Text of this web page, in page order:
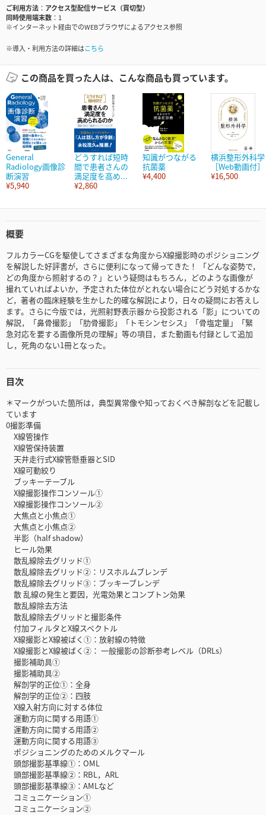
ご利用方法
アクセス型配信サービス（買切型）
同時使用端末数
1
※インターネット経由でのWEBブラウザによるアクセス参照
※導入・利用方法の詳細はこちら
この商品を買った人は、こんな商品も買っています。
General
Radiology画像診
断演習
¥5,940
どうすれば短時
間で患者さんの
満足度を高め...
¥2,860
知識がつながる
抗菌薬
¥4,400
横浜整形外科学
［Web動画付］
¥16,500
概要
フルカラーCGを駆使してさまざまな角度からX線撮影時のポジショニング
を解説した好評書が，さらに便利になって帰ってきた！ 「どんな姿勢で，
どの角度から照射するの？」という疑問はもちろん，どのような画像が
撮れていればよいか，予定された体位がとれない場合にどう対処するかな
ど，著者の臨床経験を生かした的確な解説により，日々の疑問にお答えし
ます。さらに今版では，光照射野表示器から投影される「影」についての
解説，「鼻骨撮影」「肋骨撮影」「トモシンセシス」「骨塩定量」「緊
急対応を要する画像所見の理解」等の項目，また動画も付録として追加
し，死角のない1冊となった。
目次
＊マークがついた箇所は，典型異常像や知っておくべき解剖などを記載し
ています
0撮影準備
X線管操作
X線管保持装置
天井走行式X線管懸垂器とSID
X線可動絞り
ブッキーテーブル
X線撮影操作コンソール①
X線撮影操作コンソール②
大焦点と小焦点①
大焦点と小焦点②
半影（half shadow）
ヒール効果
散乱線除去グリッド①
散乱線除去グリッド②：リスホルムブレンデ
散乱線除去グリッド③：ブッキーブレンデ
散 乱線の発生と要因，光電効果とコンプトン効果
散乱線除去方法
散乱線除去グリッドと撮影条件
付加フィルタとX線スペクトル
X線撮影とX線被ばく①：放射線の特徴
X線撮影とX線被ばく②： 一般撮影の診断参考レベル（DRLs）
撮影補助具①
撮影補助具②
解剖学的正位①：全身
解剖学的正位②：四肢
X線入射方向に対する体位
運動方向に関する用語①
運動方向に関する用語②
運動方向に関する用語③
ポジショニングのためのメルクマール
頭部撮影基準線①：OML
頭部撮影基準線②：RBL，ARL
頭部撮影基準線③：AMLなど
コミュニケーション①
コミュニケーション②